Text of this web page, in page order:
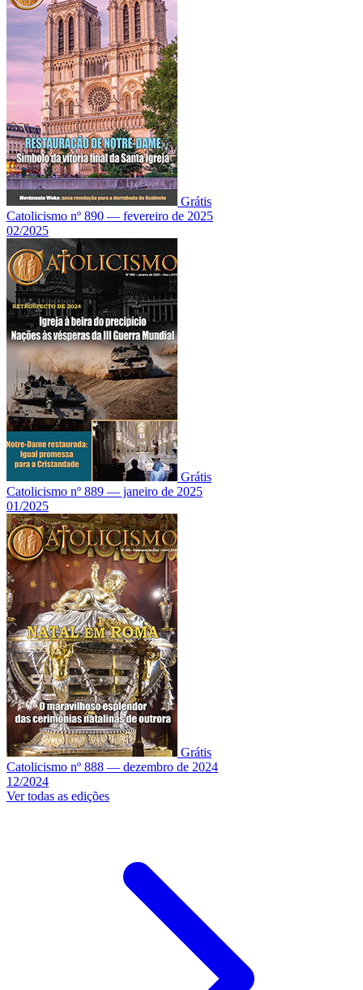
Grátis
Catolicismo nº 890 — fevereiro de 2025
02/2025
Grátis
Catolicismo nº 889 — janeiro de 2025
01/2025
Grátis
Catolicismo nº 888 — dezembro de 2024
12/2024
Ver todas as edições